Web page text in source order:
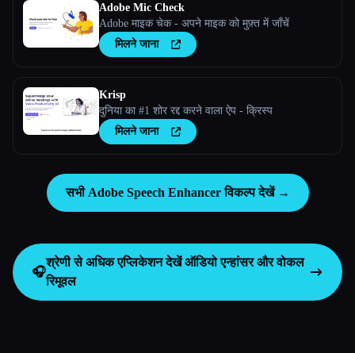
Adobe Mic Check
Adobe माइक चेक - अपने माइक को मुफ़्त में जाँचें
मिलने जाना
Krisp
दुनिया का #1 शोर रद्द करने वाला ऐप - क्रिस्प
मिलने जाना
सभी Adobe Speech Enhancer विकल्प देखें →
🎧
श्रेणी से अधिक एप्लिकेशन देखेंऑडियो एन्हांसर और वोकल
रिमूवल